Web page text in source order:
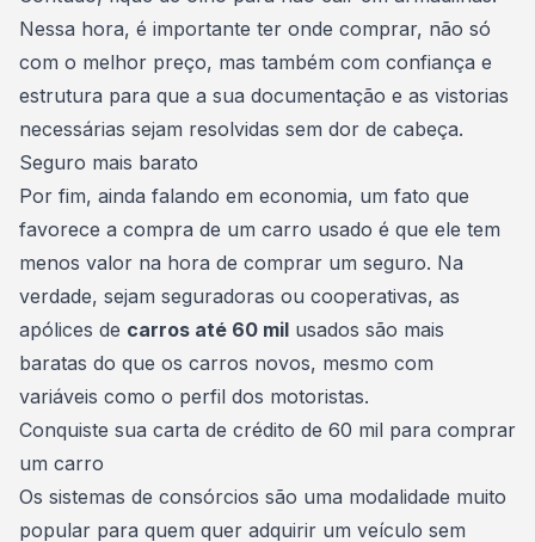
Nessa hora, é importante ter onde comprar, não só
com o melhor preço, mas também com confiança e
estrutura para que a sua documentação e as vistorias
necessárias sejam resolvidas sem dor de cabeça.
Seguro mais barato
Por fim, ainda falando em economia, um fato que
favorece a compra de um carro usado é que ele tem
menos valor na hora de comprar um seguro. Na
verdade, sejam seguradoras ou cooperativas, as
apólices de carros até 60 mil usados ​​são mais
baratas do que os carros novos, mesmo com
variáveis ​​como o perfil dos motoristas.
Conquiste sua carta de crédito de 60 mil para comprar
um carro
Os sistemas de consórcios são uma modalidade muito
popular para quem quer adquirir um veículo sem